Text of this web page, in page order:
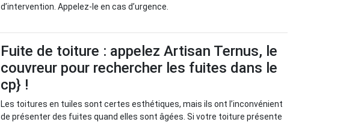
d’intervention. Appelez-le en cas d’urgence.
Fuite de toiture : appelez Artisan Ternus, le
couvreur pour rechercher les fuites dans le
cp} !
Les toitures en tuiles sont certes esthétiques, mais ils ont l’inconvénient
de présenter des fuites quand elles sont âgées. Si votre toiture présente